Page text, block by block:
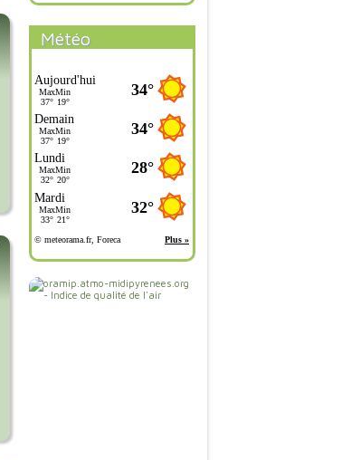
Météo